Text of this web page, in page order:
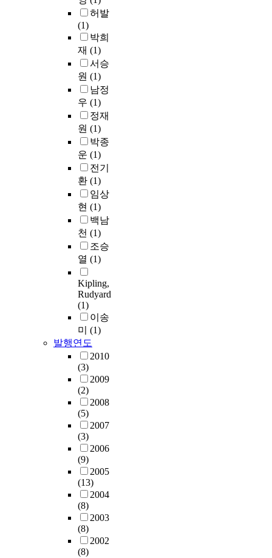
허발
(1)
박희
재 (1)
서승
원 (1)
남정
우 (1)
정재
원 (1)
박종
운 (1)
전기
환 (1)
임상
현 (1)
백남
천 (1)
조승
열 (1)
Kipling,
Rudyard
(1)
이송
미 (1)
발행연도
2010
(3)
2009
(2)
2008
(5)
2007
(3)
2006
(9)
2005
(13)
2004
(8)
2003
(8)
2002
(8)